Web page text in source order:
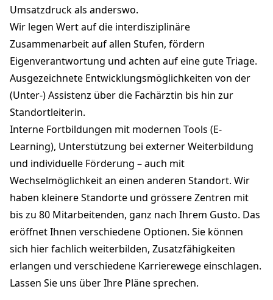
Umsatzdruck als anderswo.
Wir legen Wert auf die interdisziplinäre
Zusammenarbeit auf allen Stufen, fördern
Eigenverantwortung und achten auf eine gute Triage.
Ausgezeichnete Entwicklungsmöglichkeiten von der
(Unter-) Assistenz über die Fachärztin bis hin zur
Standortleiterin.
Interne Fortbildungen mit modernen Tools (E-
Learning), Unterstützung bei externer Weiterbildung
und individuelle Förderung – auch mit
Wechselmöglichkeit an einen anderen Standort. Wir
haben kleinere Standorte und grössere Zentren mit
bis zu 80 Mitarbeitenden, ganz nach Ihrem Gusto. Das
eröffnet Ihnen verschiedene Optionen. Sie können
sich hier fachlich weiterbilden, Zusatzfähigkeiten
erlangen und verschiedene Karrierewege einschlagen.
Lassen Sie uns über Ihre Pläne sprechen.